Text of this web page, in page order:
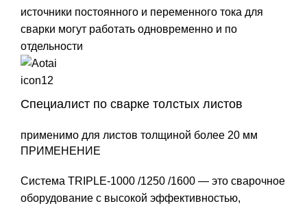
источники постоянного и переменного тока для
сварки могут работать одновременно и по
отдельности
Специалист по сварке толстых листов
применимо для листов толщиной более 20 мм
ПРИМЕНЕНИЕ
Система TRIPLE-1000 /1250 /1600 — это сварочное
оборудование с высокой эффективностью,